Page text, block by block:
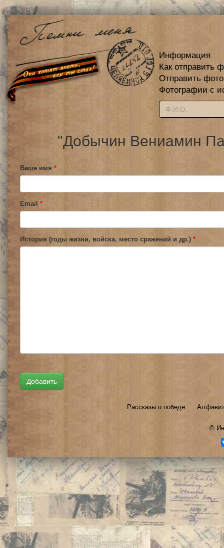
Информация
Как отправить
Отправить
Фотографии с
"Добычин Вениамин
Ваше имя *
Email *
История (годы жизни, войска, место сражений и др.) *
Рассказы о победе
©